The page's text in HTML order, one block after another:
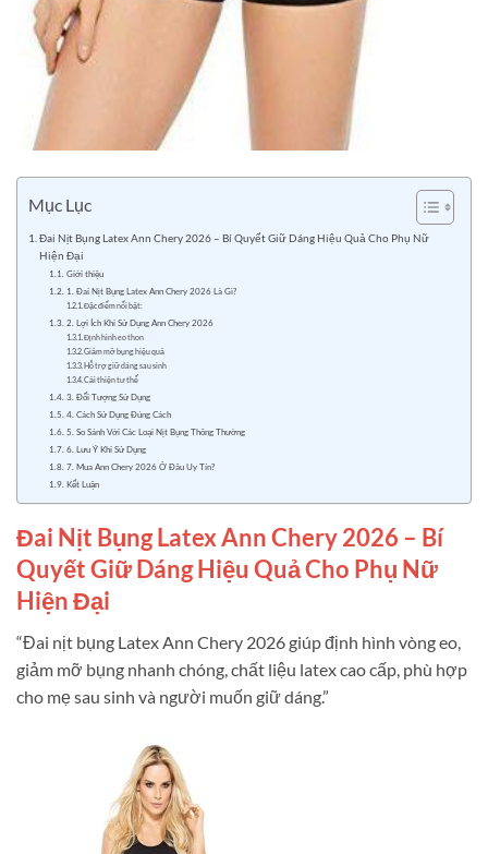
Mục Lục
Đai Nịt Bụng Latex Ann Chery 2026 – Bí Quyết Giữ Dáng Hiệu Quả Cho Phụ Nữ
Hiện Đại
Giới thiệu
1. Đai Nịt Bụng Latex Ann Chery 2026 Là Gì?
Đặc điểm nổi bật:
2. Lợi Ích Khi Sử Dụng Ann Chery 2026
Định hình eo thon
Giảm mỡ bụng hiệu quả
Hỗ trợ giữ dáng sau sinh
Cải thiện tư thế
3. Đối Tượng Sử Dụng
4. Cách Sử Dụng Đúng Cách
5. So Sánh Với Các Loại Nịt Bụng Thông Thường
6. Lưu Ý Khi Sử Dụng
7. Mua Ann Chery 2026 Ở Đâu Uy Tín?
Kết Luận
Đai Nịt Bụng Latex Ann Chery 2026 – Bí
Quyết Giữ Dáng Hiệu Quả Cho Phụ Nữ
Hiện Đại
“Đai nịt bụng Latex Ann Chery 2026 giúp định hình vòng eo,
giảm mỡ bụng nhanh chóng, chất liệu latex cao cấp, phù hợp
cho mẹ sau sinh và người muốn giữ dáng.”